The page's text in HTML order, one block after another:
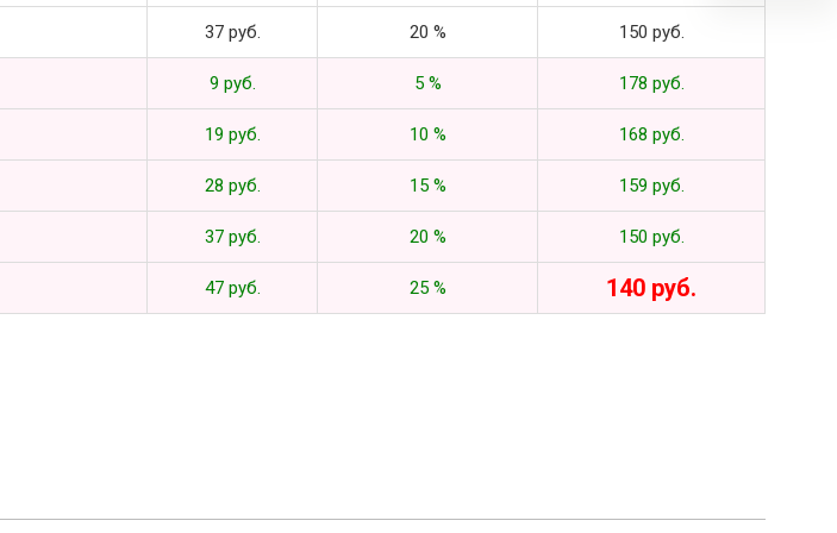
37 руб. 20 % 150 руб.
9 руб. 5 % 178 руб.
19 руб. 10 % 168 руб.
28 руб. 15 % 159 руб.
37 руб. 20 % 150 руб.
47 руб. 25 % 140 руб.